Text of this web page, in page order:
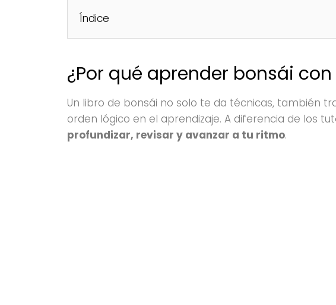
Índice
¿Por qué aprender bonsái
Un libro de bonsái no solo te da técnicas, también
orden lógico en el aprendizaje. A diferencia de los
profundizar, revisar y avanzar a tu ritmo.